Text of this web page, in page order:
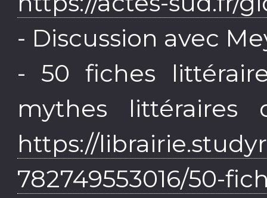
- Discussion avec
- 50 fiches
mythes littéraires
https://
782749553016/50-